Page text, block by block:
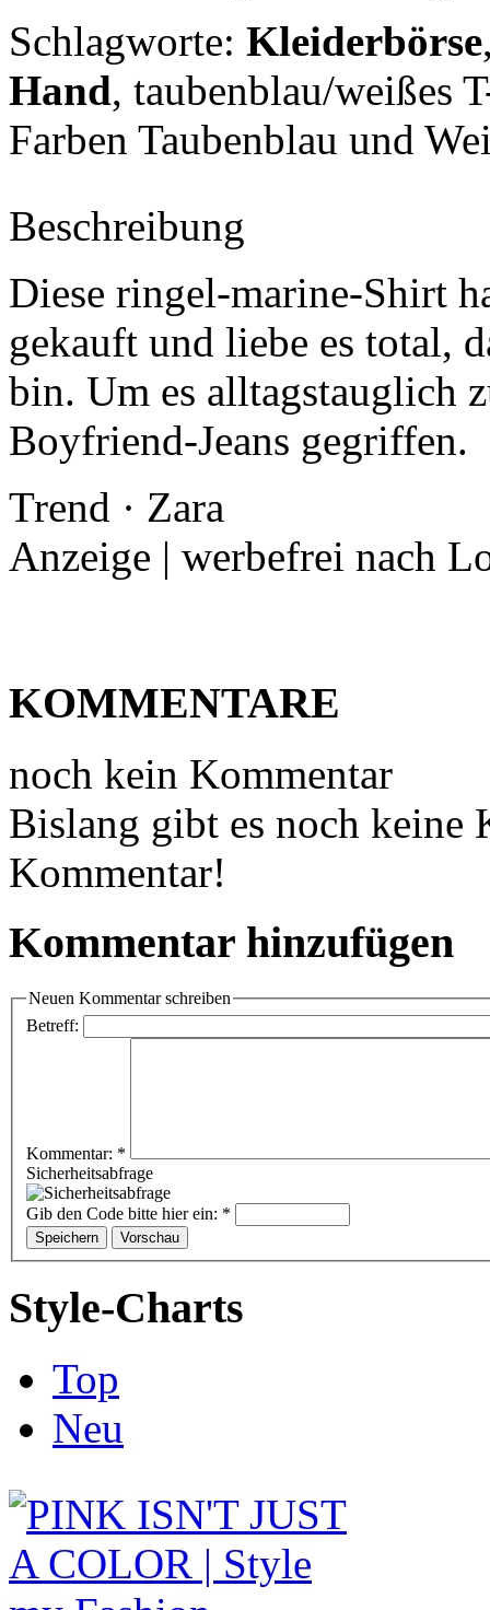
Schlagworte: Kleiderbörse
Hand, taubenblau/weißes
Farben Taubenblau und
Beschreibung
Diese ringel-marine-Shirt
gekauft und liebe es total,
bin. Um es alltagstauglich
Boyfriend-Jeans gegriffen.
Trend · Zara
Anzeige | werbefrei nach
KOMMENTARE
noch kein Kommentar
Bislang gibt es noch keine
Kommentar!
Kommentar hinzufügen
Neuen Kommentar schreiben
Betreff:
Kommentar: *
Sicherheitsabfrage
Gib den Code bitte hier ein: *
Style-Charts
Top
Neu